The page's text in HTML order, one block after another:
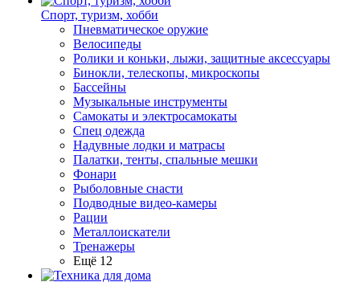
Спорт, туризм, хобби
Пневматическое оружие
Велосипеды
Ролики и коньки, лыжи, защитные аксессуары
Бинокли, телескопы, микроскопы
Бассейны
Музыкальные инструменты
Самокаты и электросамокаты
Спец одежда
Надувные лодки и матрасы
Палатки, тенты, спальные мешки
Фонари
Рыболовные снасти
Подводные видео-камеры
Рации
Металлоискатели
Тренажеры
Ещё 12